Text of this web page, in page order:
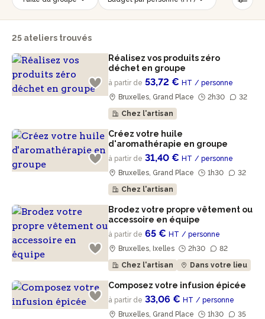
Lieu de l'évènement Savoir-faire
Accessible PMR
25 ateliers trouvés
Réalisez vos produits zéro
déchet en groupe
à partir de 53,72 €HT / personne
Bruxelles, Grand Place
2h30
32
Chez l'artisan
Créez votre huile
d'aromathérapie en groupe
à partir de 31,40 €HT / personne
Bruxelles, Grand Place
1h30
32
Chez l'artisan
Brodez votre propre vêtement ou
accessoire en équipe
à partir de 65 €HT / personne
Bruxelles, Ixelles
2h30
82
Chez l'artisan
Dans votre lieu
Composez votre infusion épicée
à partir de 33,06 €HT / personne
Bruxelles, Grand Place
1h30
35